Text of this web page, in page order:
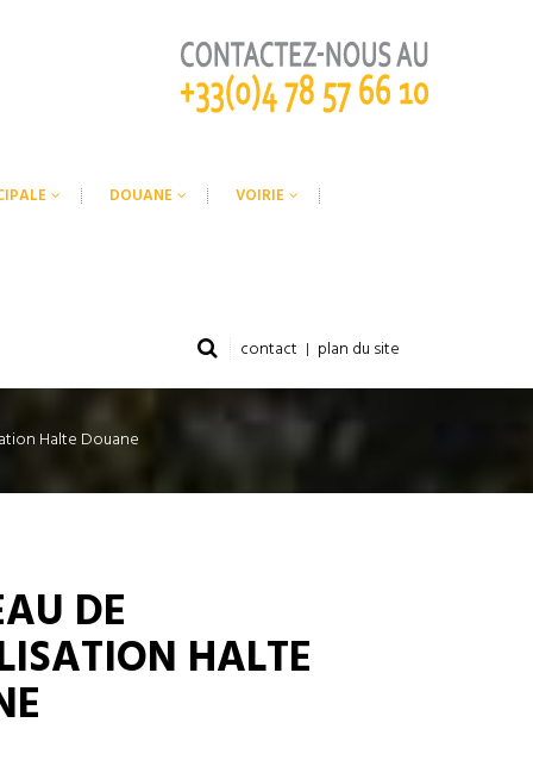
DOUANE VOIRIE
contact plan du site
Halte Douane
DE
HALTE